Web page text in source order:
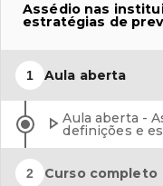
Assédio nas
estratégias de
1 Aula aberta
Aula aberta -
definições e
2 Curso completo